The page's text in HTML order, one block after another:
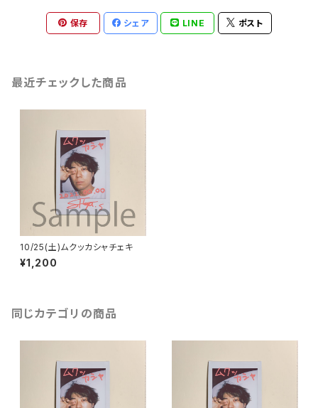
保存 シェア LINE ポスト
最近チェックした商品
10/25(土)ムクッカシャチェキ
¥1,200
同じカテゴリの商品